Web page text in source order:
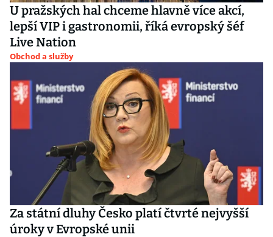
U pražských hal chceme hlavně více akcí,
lepší VIP i gastronomii, říká evropský šéf
Live Nation
Obchod a služby
Za státní dluhy Česko platí čtvrté nejvyšší
úroky v Evropské unii